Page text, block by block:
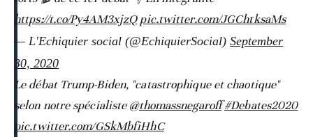
https://t.co/Py4AM3xjzQ pic.twitter.com/JGChtksaMs
— L'Echiquier social (@EchiquierSocial) September
30, 2020
Le débat Trump-Biden, "catastrophique et chaotique"
selon notre spécialiste@thomassnegaroff#Debates2020
pic.twitter.com/GSkMbfiHhC